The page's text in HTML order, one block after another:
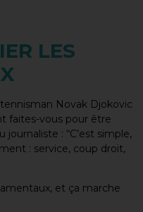
LES
Novak Djokovic
faites-vous pour être
: “C’est simple,
: service, coup droit,
et ça marche